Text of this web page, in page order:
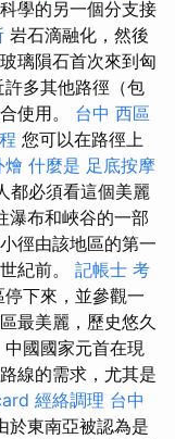
學的另一個分支接
岩石滴融化，然後
璃隕石首次來到匈
多其他路徑（包
使用。 台中 西區
您可以在路徑上
燴 什麼是 足底按摩
都必須看這個美麗
瀑布和峽谷的一部
徑由該地區的第一
紀前。 記帳士 考
下來，並參觀一
最美麗，歷史悠久
國國家元首在現
線的需求，尤其是
經絡調理 台中
於東南亞被認為是